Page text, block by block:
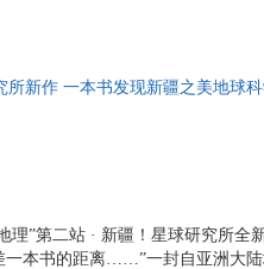
新作 一本书发现新疆之美地球
”第二站 · 新疆！星球研究所全
一本书的距离……”一封自亚洲大